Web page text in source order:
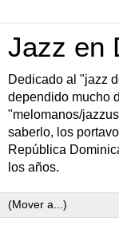
Jazz en
Dedicado al "jazz
dependido mucho
"melomanos/
saberlo, los
República
los años.